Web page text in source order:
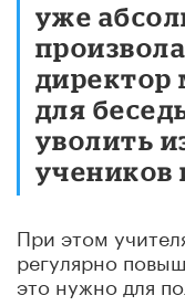
уже
директор
для
уволить
учеников
При этом
регулярно
это нужно для